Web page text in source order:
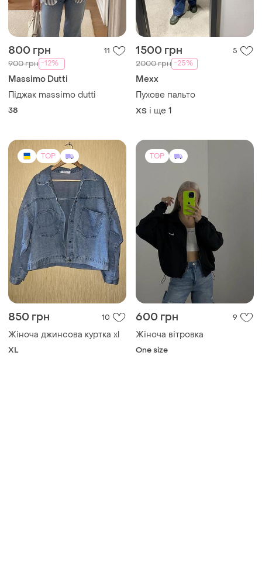
800 грн 11
900 грн -12%
Massimo Dutti
Піджак massimo dutti
38
1500 грн 5
2000 грн -25%
Mexx
Пухове пальто
ХS і ще 1
TOP
850 грн 10
Жіноча джинсова куртка xl
XL
TOP
600 грн 9
Жіноча вітровка
One size